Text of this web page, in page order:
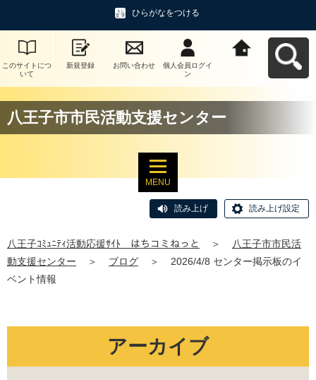
ひらがなをつける
このサイトにつ
いて
新規登録 お問い合わせ
個人会員ログイ
ン
八王子市市民活動支援センター
MENU
読み上げ 読み上げ設定
八王子ｺﾐｭﾆﾃｨ活動応援ｻｲﾄ はちコミねっと ＞
八王子市市民活
動支援センター
＞ ブログ ＞
2026/4/8 センター掲示板のイ
ベント情報
アーカイブ